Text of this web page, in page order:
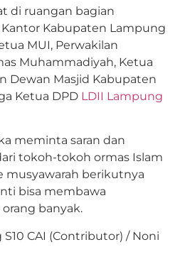
di ruangan bagian
Kabupaten Lampung
MUI, Perwakilan
Muhammadiyah, Ketua
Dewan Masjid Kabupaten
Ketua DPD LDII Lampung
meminta saran dan
tokoh-tokoh ormas Islam
musyawarah berikutnya
bisa membawa
banyak.
CAI (Contributor) / Noni